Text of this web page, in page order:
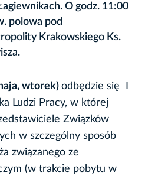
O godz. 11:00
polowa pod
Krakowskiego Ks.
wtorek) odbędzie się I
Ludzi Pracy, w której
Związków
w szczególny sposób
związanego ze
(w trakcie pobytu w